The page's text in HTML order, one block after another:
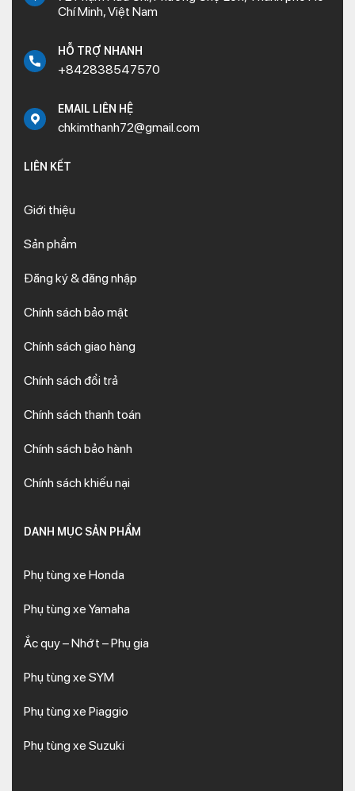
Chí Minh, Việt Nam
HỖ TRỢ NHANH
+842838547570
EMAIL LIÊN HỆ
chkimthanh72@gmail.com
LIÊN KẾT
Giới thiệu
Sản phẩm
Đăng ký & đăng nhập
Chính sách bảo mật
Chính sách giao hàng
Chính sách đổi trả
Chính sách thanh toán
Chính sách bảo hành
Chính sách khiếu nại
DANH MỤC SẢN PHẨM
Phụ tùng xe Honda
Phụ tùng xe Yamaha
Ắc quy – Nhớt – Phụ gia
Phụ tùng xe SYM
Phụ tùng xe Piaggio
Phụ tùng xe Suzuki